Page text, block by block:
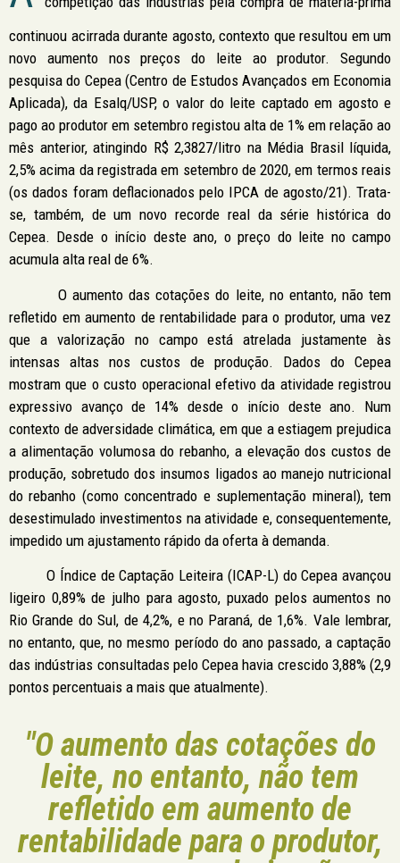
continuou acirrada durante agosto, contexto que resultou em um
novo aumento nos preços do leite ao produtor. Segundo
pesquisa do Cepea (Centro de Estudos Avançados em Economia
Aplicada), da Esalq/USP, o valor do leite captado em agosto e
pago ao produtor em setembro registou alta de 1% em relação ao
mês anterior, atingindo R$ 2,3827/litro na Média Brasil líquida,
2,5% acima da registrada em setembro de 2020, em termos reais
(os dados foram deflacionados pelo IPCA de agosto/21). Trata-
se, também, de um novo recorde real da série histórica do
Cepea. Desde o início deste ano, o preço do leite no campo
acumula alta real de 6%.
O aumento das cotações do leite, no entanto, não tem
refletido em aumento de rentabilidade para o produtor, uma vez
que a valorização no campo está atrelada justamente às
intensas altas nos custos de produção. Dados do Cepea
mostram que o custo operacional efetivo da atividade registrou
expressivo avanço de 14% desde o início deste ano. Num
contexto de adversidade climática, em que a estiagem prejudica
a alimentação volumosa do rebanho, a elevação dos custos de
produção, sobretudo dos insumos ligados ao manejo nutricional
do rebanho (como concentrado e suplementação mineral), tem
desestimulado investimentos na atividade e, consequentemente,
impedido um ajustamento rápido da oferta à demanda.
O Índice de Captação Leiteira (ICAP-L) do Cepea avançou
ligeiro 0,89% de julho para agosto, puxado pelos aumentos no
Rio Grande do Sul, de 4,2%, e no Paraná, de 1,6%. Vale lembrar,
no entanto, que, no mesmo período do ano passado, a captação
das indústrias consultadas pelo Cepea havia crescido 3,88% (2,9
pontos percentuais a mais que atualmente).
"O aumento das cotações do
leite, no entanto, não tem
refletido em aumento de
rentabilidade para o produtor,